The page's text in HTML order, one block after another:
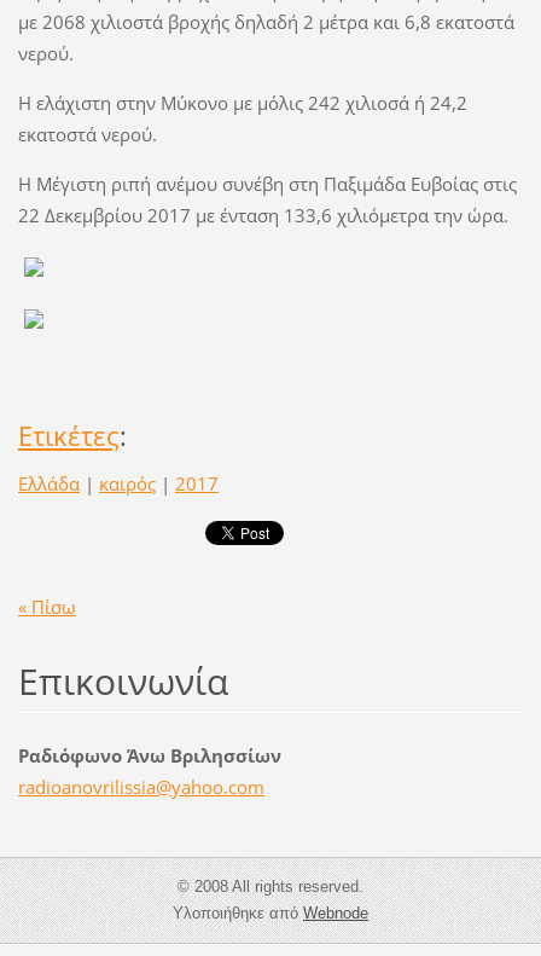
με 2068 χιλιοστά βροχής δηλαδή 2 μέτρα και 6,8 εκατοστά
νερού.
Η ελάχιστη στην Μύκονο με μόλις 242 χιλιοσά ή 24,2
εκατοστά νερού.
Η Μέγιστη ριπή ανέμου συνέβη στη Παξιμάδα Ευβοίας στις
22 Δεκεμβρίου 2017 με ένταση 133,6 χιλιόμετρα την ώρα.
Ετικέτες:
Ελλάδα | καιρός | 2017
« Πίσω
Επικοινωνία
Ραδιόφωνο Άνω Βριλησσίων
radioanovrilissia@yahoo.com
© 2008 All rights reserved.
Υλοποιήθηκε απόWebnode